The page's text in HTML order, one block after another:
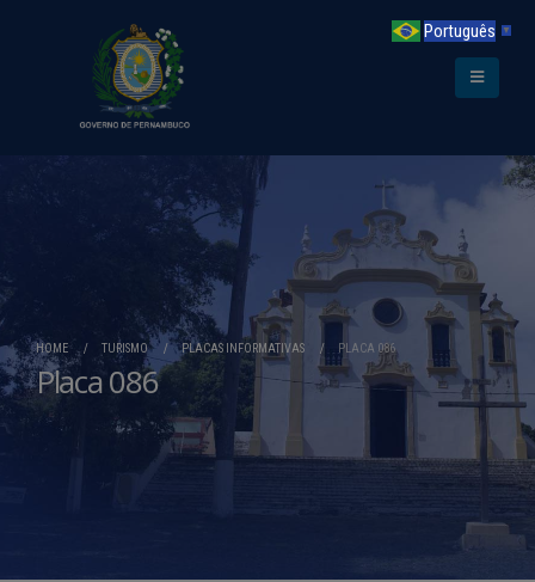
HOME TURISMO PLACAS INFORMATIVAS PLACA 086
Placa 086
Português ▼